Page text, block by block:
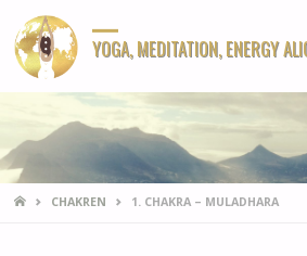
YOGA, MEDITATION, ENERGY
HOMECHAKREN 1. CHAKRA – MULADHARA